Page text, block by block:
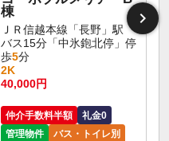
棟
ＪＲ信越本線「長野」駅
バス15分「中氷鉋北停」停
歩5分
2K
40,000円
仲介手数料半額
礼金0
管理物件
バス・トイレ別